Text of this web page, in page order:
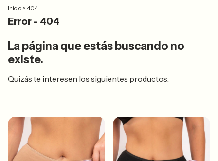
Inicio > 404
Error - 404
La página que estás buscando no
existe.
Quizás te interesen los siguientes productos.